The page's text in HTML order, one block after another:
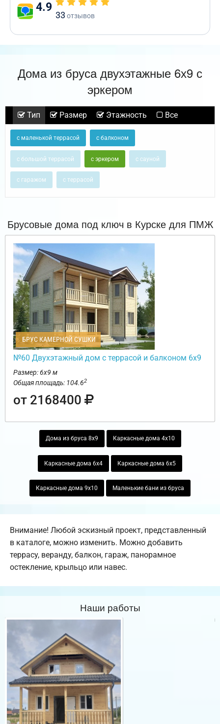
4.9
33 отзывов
Дома из бруса двухэтажные 6х9 с
эркером
Тип Размер Этажность Все
с маленькой террасой с балконом
с большой террасой с эркером с сауной
с гаражом с террасой
Брусовые дома под ключ в Курске для ПМЖ
БРУС КАМЕРНОЙ СУШКИ
№60 Двухэтажный дом с террасой и балконом 6х9
Размер: 6х9 м
Общая площадь: 104.62
от 2168400
Дома из бруса 8х9 Каркасные дома 4х10
Каркасные дома 6х4 Каркасные дома 6х5
Каркасные дома 9х10 Маленькие бани из бруса
Внимание! Любой эскизный проект, представленный
в каталоге, можно изменить. Можно добавить
террасу, веранду, балкон, гараж, панорамное
остекление, крыльцо или навес.
Наши работы